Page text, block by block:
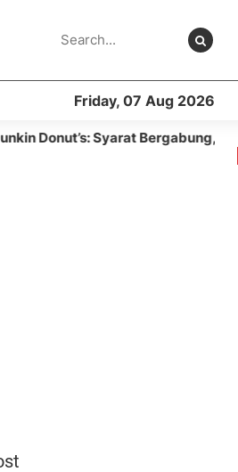
Friday, 07 Aug 2026
Bergabung, Modal Biaya Harga